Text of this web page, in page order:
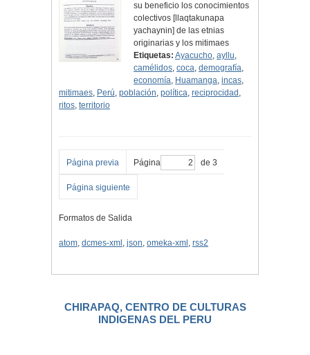
su beneficio los conocimientos
colectivos [llaqtakunapa
yachaynin] de las etnias
originarias y los mitimaes
Etiquetas: Ayacucho,ayllu,
camélidos,coca,demografía,
economía, Huamanga,incas,
mitimaes, Perú, población, política, reciprocidad ,
ritos, territorio
Página previa Página de 3
Página siguiente
Formatos de Salida
atom, dcmes-xml , json, omeka-xml , rss2
CHIRAPAQ, CENTRO DE CULTURAS
INDIGENAS DEL PERU